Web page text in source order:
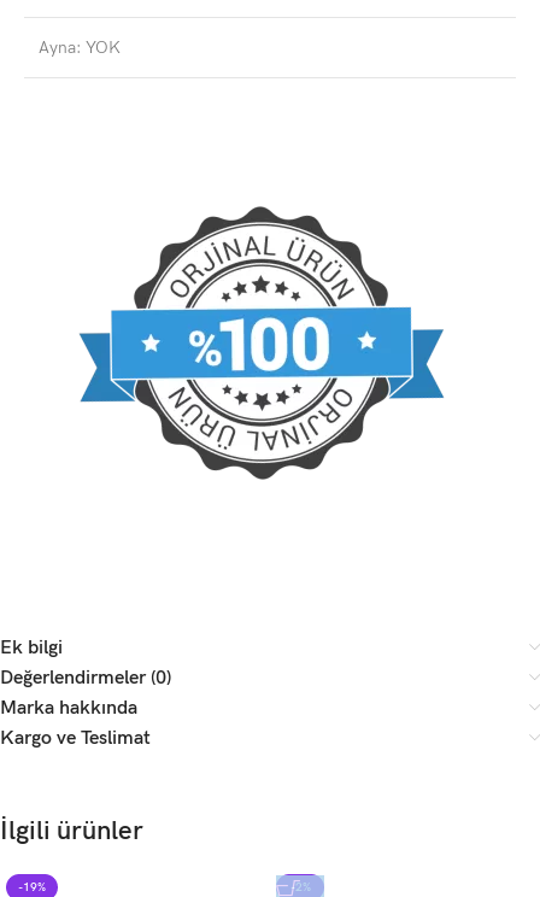
Ayna: YOK
Ek bilgi
Değerlendirmeler (0)
Marka hakkında
Kargo ve Teslimat
İlgili ürünler
-19% -2%